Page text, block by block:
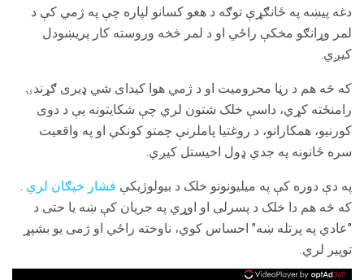
دغه پیښه په ځانګړې توګه د هغو کسانو لپاره چې په ژمي کې د
لمر وړانګو مخکې راځي او د لمر څخه وروسته کار پریښودل
کیږي.
که څه هم د رڼا محرومیت او د ژمي هوا کیدای شي ډیری ګړندۍ
رامنځته کړي، داسې خلک شتون لري چې شکایتونه یې د دوی
کورنیو، همکارانو، د روغتیا پاملرنې چمتو کونکي او په واقعیت
سره ځانونه په جدي ډول اخیستل کیږي.
په دې دوره کې په میلیونونو خلک د بیولوژیکې فشار خپګان لري .
که څه هم دا خلک د پسرلی او اوړي په جریان کې ښه یا حتی د
"عادي په پرتله ښه" احساس کوي، ناوخته راځي او ژمی یو بشپړ
توپیر لري.